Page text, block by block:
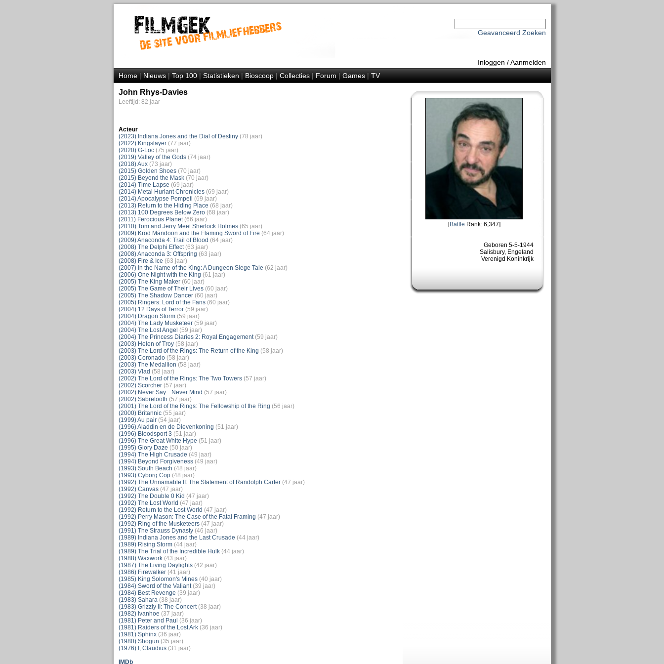
Geavanceerd Zoeken
Inloggen /Aanmelden
Home|Nieuws|Top 100|Statistieken|Bioscoop|Collecties|Forum|Games|TV
[Battle Rank: 6,347]
Geboren 5-5-1944
Salisbury, Engeland
Verenigd Koninkrijk
John Rhys-Davies
Leeftijd: 82 jaar
Acteur
(2023) Indiana Jones and the Dial of Destiny (78 jaar)
(2022) Kingslayer (77 jaar)
(2020) G-Loc (75 jaar)
(2019) Valley of the Gods (74 jaar)
(2018) Aux (73 jaar)
(2015) Golden Shoes (70 jaar)
(2015) Beyond the Mask (70 jaar)
(2014) Time Lapse (69 jaar)
(2014) Metal Hurlant Chronicles (69 jaar)
(2014) Apocalypse Pompeii (69 jaar)
(2013) Return to the Hiding Place (68 jaar)
(2013) 100 Degrees Below Zero (68 jaar)
(2011) Ferocious Planet (66 jaar)
(2010) Tom and Jerry Meet Sherlock Holmes (65 jaar)
(2009) Kröd Mändoon and the Flaming Sword of Fire (64 jaar)
(2009) Anaconda 4: Trail of Blood (64 jaar)
(2008) The Delphi Effect (63 jaar)
(2008) Anaconda 3: Offspring (63 jaar)
(2008) Fire & Ice (63 jaar)
(2007) In the Name of the King: A Dungeon Siege Tale (62 jaar)
(2006) One Night with the King (61 jaar)
(2005) The King Maker (60 jaar)
(2005) The Game of Their Lives (60 jaar)
(2005) The Shadow Dancer (60 jaar)
(2005) Ringers: Lord of the Fans (60 jaar)
(2004) 12 Days of Terror (59 jaar)
(2004) Dragon Storm (59 jaar)
(2004) The Lady Musketeer (59 jaar)
(2004) The Lost Angel (59 jaar)
(2004) The Princess Diaries 2: Royal Engagement (59 jaar)
(2003) Helen of Troy (58 jaar)
(2003) The Lord of the Rings: The Return of the King (58 jaar)
(2003) Coronado (58 jaar)
(2003) The Medallion (58 jaar)
(2003) Vlad (58 jaar)
(2002) The Lord of the Rings: The Two Towers (57 jaar)
(2002) Scorcher (57 jaar)
(2002) Never Say... Never Mind (57 jaar)
(2002) Sabretooth (57 jaar)
(2001) The Lord of the Rings: The Fellowship of the Ring (56 jaar)
(2000) Britannic (55 jaar)
(1999) Au pair (54 jaar)
(1996) Aladdin en de Dievenkoning (51 jaar)
(1996) Bloodsport 3 (51 jaar)
(1996) The Great White Hype (51 jaar)
(1995) Glory Daze (50 jaar)
(1994) The High Crusade (49 jaar)
(1994) Beyond Forgiveness (49 jaar)
(1993) South Beach (48 jaar)
(1993) Cyborg Cop (48 jaar)
(1992) The Unnamable II: The Statement of Randolph Carter (47 jaar)
(1992) Canvas (47 jaar)
(1992) The Double 0 Kid (47 jaar)
(1992) The Lost World (47 jaar)
(1992) Return to the Lost World (47 jaar)
(1992) Perry Mason: The Case of the Fatal Framing (47 jaar)
(1992) Ring of the Musketeers (47 jaar)
(1991) The Strauss Dynasty (46 jaar)
(1989) Indiana Jones and the Last Crusade (44 jaar)
(1989) Rising Storm (44 jaar)
(1989) The Trial of the Incredible Hulk (44 jaar)
(1988) Waxwork (43 jaar)
(1987) The Living Daylights (42 jaar)
(1986) Firewalker (41 jaar)
(1985) King Solomon's Mines (40 jaar)
(1984) Sword of the Valiant (39 jaar)
(1984) Best Revenge (39 jaar)
(1983) Sahara (38 jaar)
(1983) Grizzly II: The Concert (38 jaar)
(1982) Ivanhoe (37 jaar)
(1981) Peter and Paul (36 jaar)
(1981) Raiders of the Lost Ark (36 jaar)
(1981) Sphinx (36 jaar)
(1980) Shogun (35 jaar)
(1976) I, Claudius (31 jaar)
IMDb